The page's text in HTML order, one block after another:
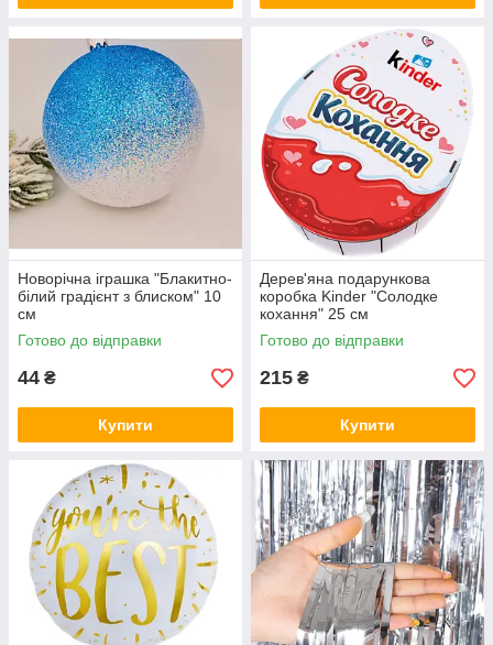
Новорічна іграшка "Блакитно-
білий градієнт з блиском" 10
см
Готово до відправки
44 ₴
Купити
Дерев'яна подарункова
коробка Kinder "Солодке
кохання" 25 см
Готово до відправки
215 ₴
Купити